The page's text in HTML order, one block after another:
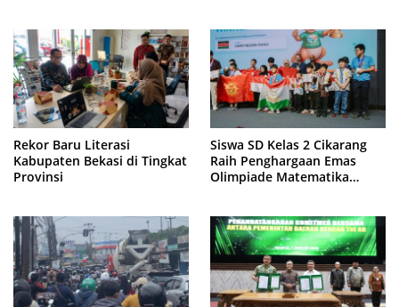
Rekor Baru Literasi
Kabupaten Bekasi di Tingkat
Provinsi
Siswa SD Kelas 2 Cikarang
Raih Penghargaan Emas
Olimpiade Matematika